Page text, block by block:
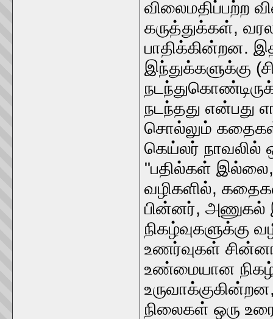
விலைமதிப்பற்ற
கருத்துக்கள்,
பாதிக்கின்றன.
இந்துக்களுக்கு
நடந்தது என்பது
சொல்லும் கதைகள்
கெய்லர் நாவலில்
"பதில்கள்
வழிகளில்,
பின்னர், அணுகல்
நிகழ்வுகளுக்கு
உணர்வுகள்
உண்மையான
நிலைகள் ஒரு